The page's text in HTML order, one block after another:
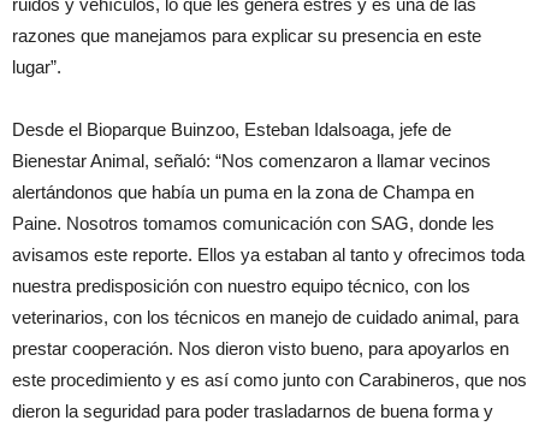
ruidos y vehículos, lo que les genera estrés y es una de las
razones que manejamos para explicar su presencia en este
lugar”.
Desde el Bioparque Buinzoo, Esteban Idalsoaga, jefe de
Bienestar Animal, señaló: “Nos comenzaron a llamar vecinos
alertándonos que había un puma en la zona de Champa en
Paine. Nosotros tomamos comunicación con SAG, donde les
avisamos este reporte. Ellos ya estaban al tanto y ofrecimos toda
nuestra predisposición con nuestro equipo técnico, con los
veterinarios, con los técnicos en manejo de cuidado animal, para
prestar cooperación. Nos dieron visto bueno, para apoyarlos en
este procedimiento y es así como junto con Carabineros, que nos
dieron la seguridad para poder trasladarnos de buena forma y